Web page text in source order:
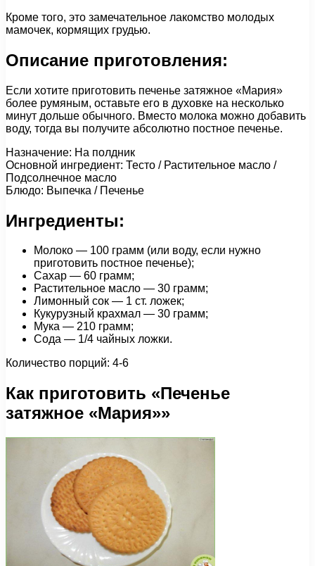
Кроме того, это замечательное лакомство молодых
мамочек, кормящих грудью.
Описание приготовления:
Если хотите приготовить печенье затяжное «Мария»
более румяным, оставьте его в духовке на несколько
минут дольше обычного. Вместо молока можно добавить
воду, тогда вы получите абсолютно постное печенье.
Назначение: На полдник
Основной ингредиент: Тесто / Растительное масло /
Подсолнечное масло
Блюдо: Выпечка / Печенье
Ингредиенты:
Молоко — 100 грамм (или воду, если нужно
приготовить постное печенье);
Сахар — 60 грамм;
Растительное масло — 30 грамм;
Лимонный сок — 1 ст. ложек;
Кукурузный крахмал — 30 грамм;
Мука — 210 грамм;
Сода — 1/4 чайных ложки.
Количество порций: 4-6
Как приготовить «Печенье
затяжное «Мария»»